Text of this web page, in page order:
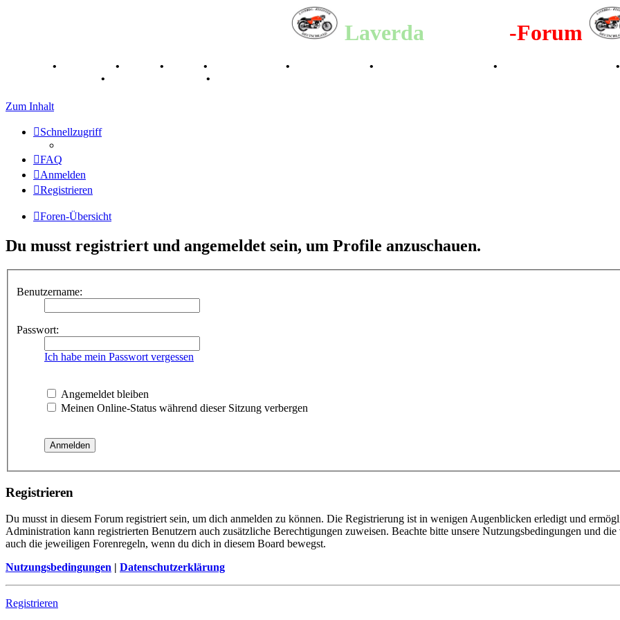
Laverda -Forum
• • • • • • • •
• •
Zum Inhalt
Schnellzugriff
FAQ
Anmelden
Registrieren
Foren-Übersicht
Du musst registriert und angemeldet sein, um Profile anzuschauen.
Benutzername:
Passwort:
Ich habe mein Passwort vergessen
Angemeldet bleiben
Meinen Online-Status während dieser Sitzung verbergen
Registrieren
Du musst in diesem Forum registriert sein, um dich anmelden zu können. Die Registrierung ist in wenigen Augenblicken erledigt und
Administration kann registrierten Benutzern auch zusätzliche Berechtigungen zuweisen. Beachte bitte unsere Nutzungsbedingungen und
auch die jeweiligen Forenregeln, wenn du dich in diesem Board bewegst.
Nutzungsbedingungen | Datenschutzerklärung
Registrieren